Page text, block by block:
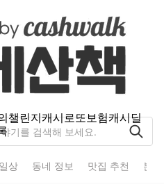
챌린지캐시로또보험캐시딜
상 동네 정보 맛집 추천 분